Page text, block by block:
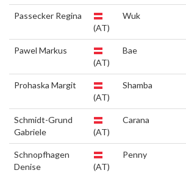
Passecker Regina
(AT)
Wuk
Pawel Markus
(AT)
Bae
Prohaska Margit
(AT)
Shamba
Schmidt-Grund
Gabriele
(AT)
Carana
Schnopfhagen
Denise
(AT)
Penny